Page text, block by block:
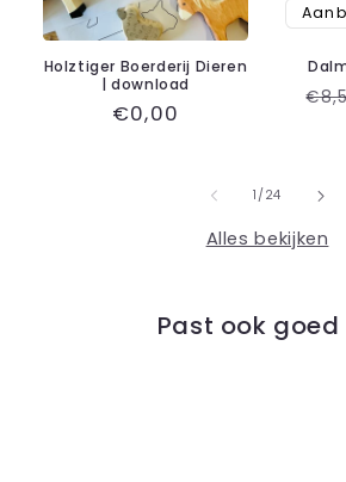
Holztiger Boerderij Dieren
| download
Normale
€0,00
1 / van
24
Alles bekijken
Past ook goed